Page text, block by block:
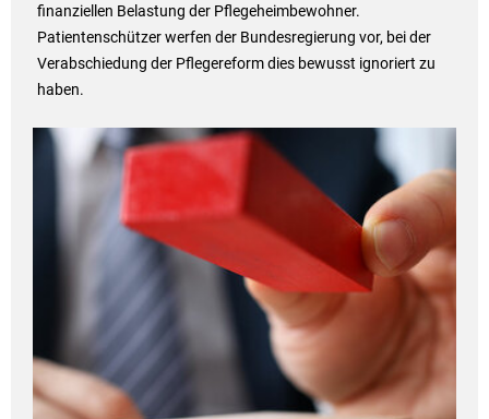
finanziellen Belastung der Pflegeheimbewohner.
Patientenschützer werfen der Bundesregierung vor, bei der
Verabschiedung der Pflegereform dies bewusst ignoriert zu
haben.